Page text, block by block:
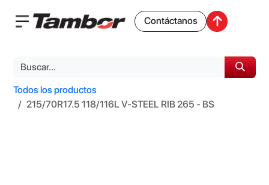
Contáctanos
Todos los productos
215/70R17.5 118/116L V-STEEL RIB 265 - BS